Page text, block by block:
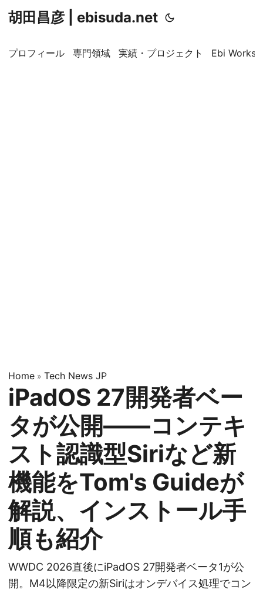
胡田昌彦 | ebisuda.net
プロフィール 専門領域 実績・プロジェクト Ebi
Home » Tech News JP
iPadOS 27開発者ベー
タが公開——コンテキ
スト認識型Siriなど新
機能をTom's Guideが
解説、インストール手
順も紹介
WWDC 2026直後にiPadOS 27開発者ベータ1が公
開。M4以降限定の新Siriはオンデバイス処理でコン